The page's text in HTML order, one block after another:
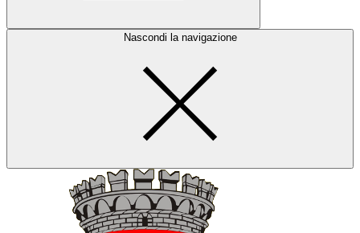
Nascondi la navigazione